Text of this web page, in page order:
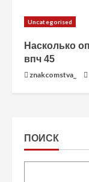
Uncategorised
Насколько
впч 45
znakcomstva_
ПОИСК